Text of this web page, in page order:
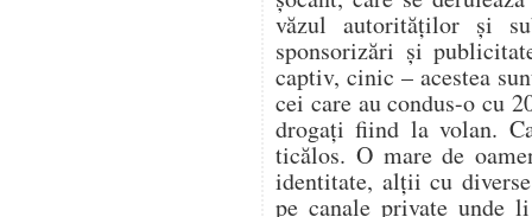
văzul autorităților și
sponsorizări și
captiv, cinic – acestea
cei care au condus-o cu
drogați fiind la volan.
ticălos. O mare de
identitate, alții cu
pe canale private unde